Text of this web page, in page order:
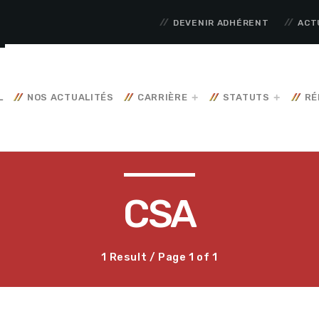
DEVENIR ADHÉRENT
NOS ACTUALITÉS CARRIÈRE STATUTS
CSA
1 Result / Page 1 of 1